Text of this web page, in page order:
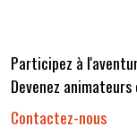
Participez à
Devenez
Contactez-nous